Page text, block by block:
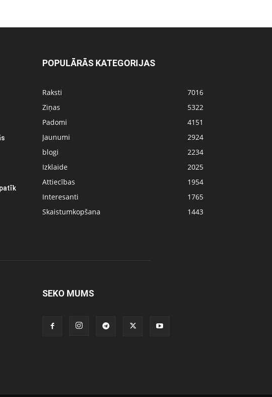
POPULĀRĀS KATEGORIJAS
Raksti
7016
Ziņas
5322
Padomi
4151
Jaunumi
2924
blogi
2234
Izklaide
2025
Attiecības
1954
Interesanti
1765
Skaistumkopšana
1443
SEKO MUMS